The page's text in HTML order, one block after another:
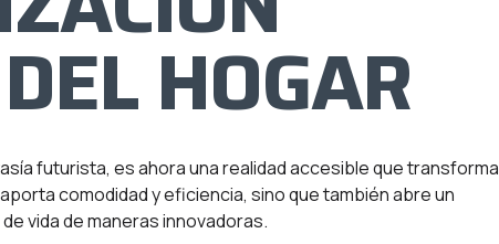
HOGAR
futurista, es ahora una realidad accesible que transforma
comodidad y eficiencia, sino que también abre un
vida de maneras innovadoras.